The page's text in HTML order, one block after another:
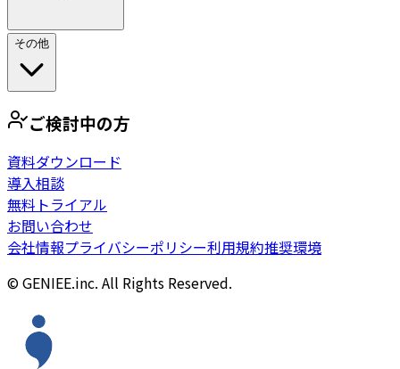
その他
ご検討中の方
資料ダウンロード
導入相談
無料トライアル
お問い合わせ
会社情報プライバシーポリシー利用規約推奨環境
© GENIEE.inc. All Rights Reserved.